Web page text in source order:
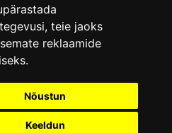
, teie jaoks
reklaamide
.
Nõustun
Keeldun
(+372) 610 4178